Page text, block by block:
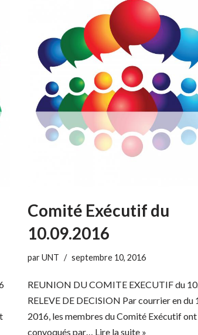
Comité Exécutif du
10.09.2016
parUNT septembre 10, 2016
REUNION DU COMITE EXECUTIF du
RELEVE DE DECISION Par courrier en du
2016, les membres du Comité Exécutif
convoqués par… Lire la suite »